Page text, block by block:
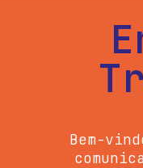
Bem-